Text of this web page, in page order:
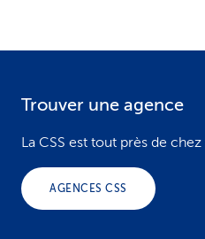
Trouver une agence
La CSS est tout près de chez
AGENCES CSS